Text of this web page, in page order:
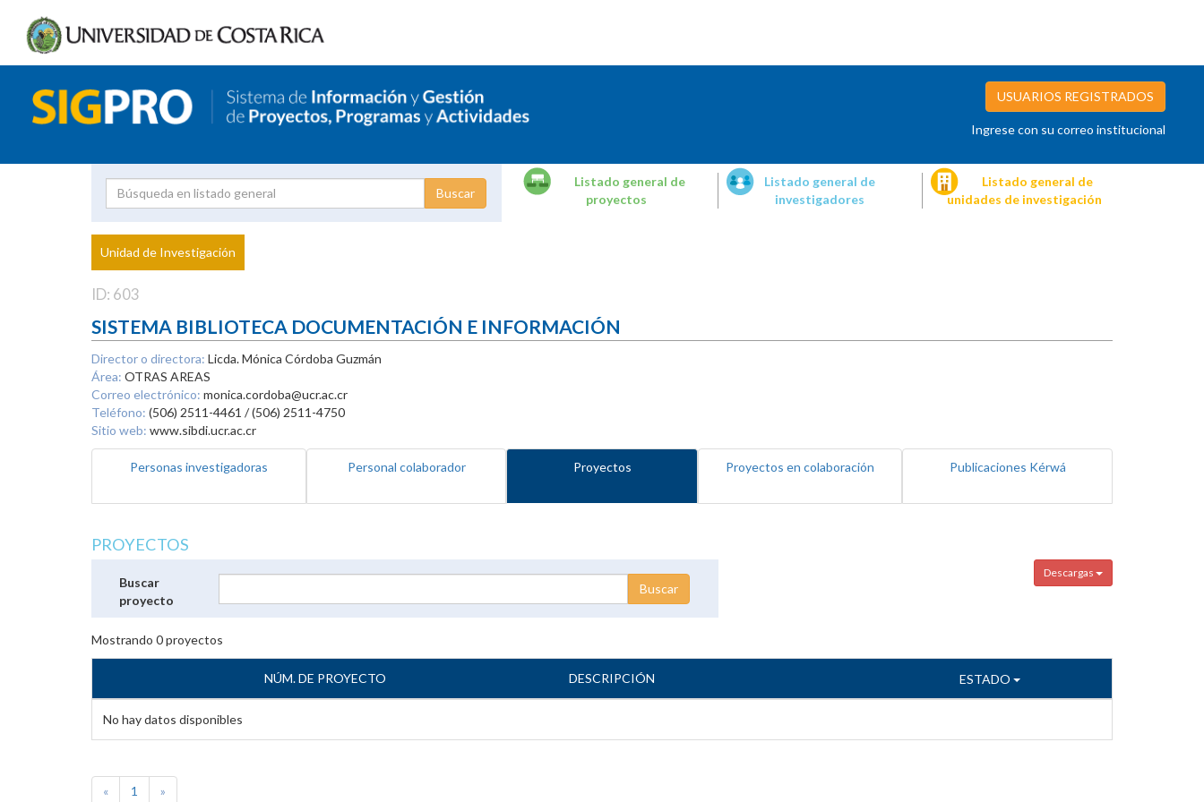
USUARIOS REGISTRADOS
Ingrese con su correo institucional
Proyecto
Investigador
Listado general de
proyectos
Listado general de
investigadores
Listado general de
unidades de investigación
Unidad de Investigación
ID: 603
SISTEMA BIBLIOTECA DOCUMENTACIÓN E INFORMACIÓN
Director o directora: Licda. Mónica Córdoba Guzmán
Área: OTRAS AREAS
Correo electrónico: monica.cordoba@ucr.ac.cr
Teléfono: (506) 2511-4461 / (506) 2511-4750
Sitio web: www.sibdi.ucr.ac.cr
Personas investigadoras Personal colaborador Proyectos Proyectos en colaboración Publicaciones Kérwá
PROYECTOS
Descargas
Buscar
proyecto
Mostrando 0proyectos
NÚM. DE PROYECTO DESCRIPCIÓN ESTADO
No hay datos disponibles
« 1 »